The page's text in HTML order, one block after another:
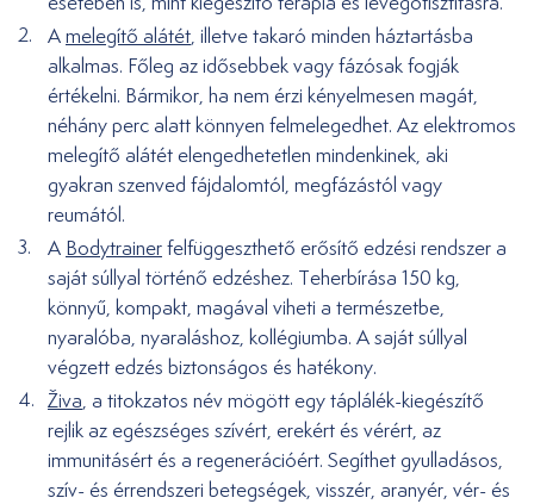
Amelegítő alátét, illetve takaró minden háztartásba
alkalmas. Főleg az idősebbek vagy fázósak fogják
értékelni. Bármikor, ha nem érzi kényelmesen magát,
néhány perc alatt könnyen felmelegedhet. Az elektromos
melegítő alátét elengedhetetlen mindenkinek, aki
gyakran szenved fájdalomtól, megfázástól vagy
reumától.
A Bodytrainerfelfüggeszthető erősítő edzési rendszer a
saját súllyal történő edzéshez. Teherbírása 150 kg,
könnyű, kompakt, magával viheti a természetbe,
nyaralóba, nyaraláshoz, kollégiumba. A saját súllyal
végzett edzés biztonságos és hatékony.
Živa, a titokzatos név mögött egy táplálék-kiegészítő
rejlik az egészséges szívért, erekért és vérért, az
immunitásért és a regenerációért. Segíthet gyulladásos,
szív- és érrendszeri betegségek, visszér, aranyér, vér- és